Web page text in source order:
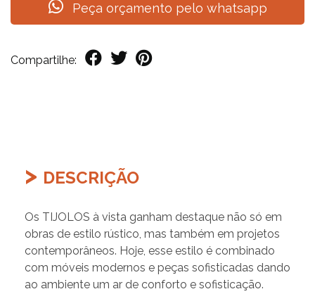
Peça orçamento pelo whatsapp
Compartilhe:
DESCRIÇÃO
Os TIJOLOS à vista ganham destaque não só em
obras de estilo rústico, mas também em projetos
contemporâneos. Hoje, esse estilo é combinado
com móveis modernos e peças sofisticadas dando
ao ambiente um ar de conforto e sofisticação.